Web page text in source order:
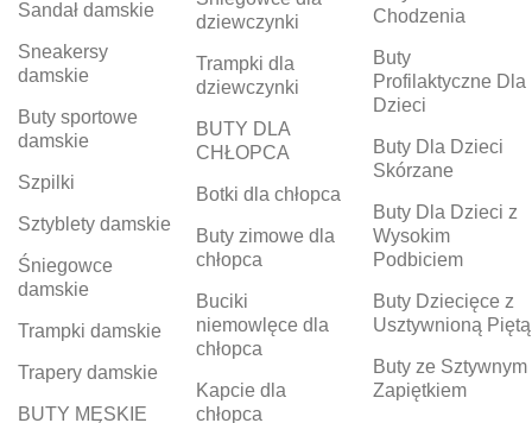
Sandał damskie
Sneakersy
damskie
Buty sportowe
damskie
Szpilki
Sztyblety damskie
Śniegowce
damskie
Trampki damskie
Trapery damskie
BUTY MĘSKIE
dziewczynki
Trampki dla
dziewczynki
BUTY DLA
CHŁOPCA
Botki dla chłopca
Buty zimowe dla
chłopca
Buciki
niemowlęce dla
chłopca
Kapcie dla
chłopca
Chodzenia
Buty
Profilaktyczne Dla
Dzieci
Buty Dla Dzieci
Skórzane
Buty Dla Dzieci z
Wysokim
Podbiciem
Buty Dziecięce z
Usztywnioną Piętą
Buty ze Sztywnym
Zapiętkiem